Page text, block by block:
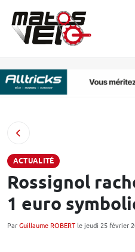
ACTUALITÉ
Rossignol
1 euro
Par Guillaume ROBERT le jeudi 25 février